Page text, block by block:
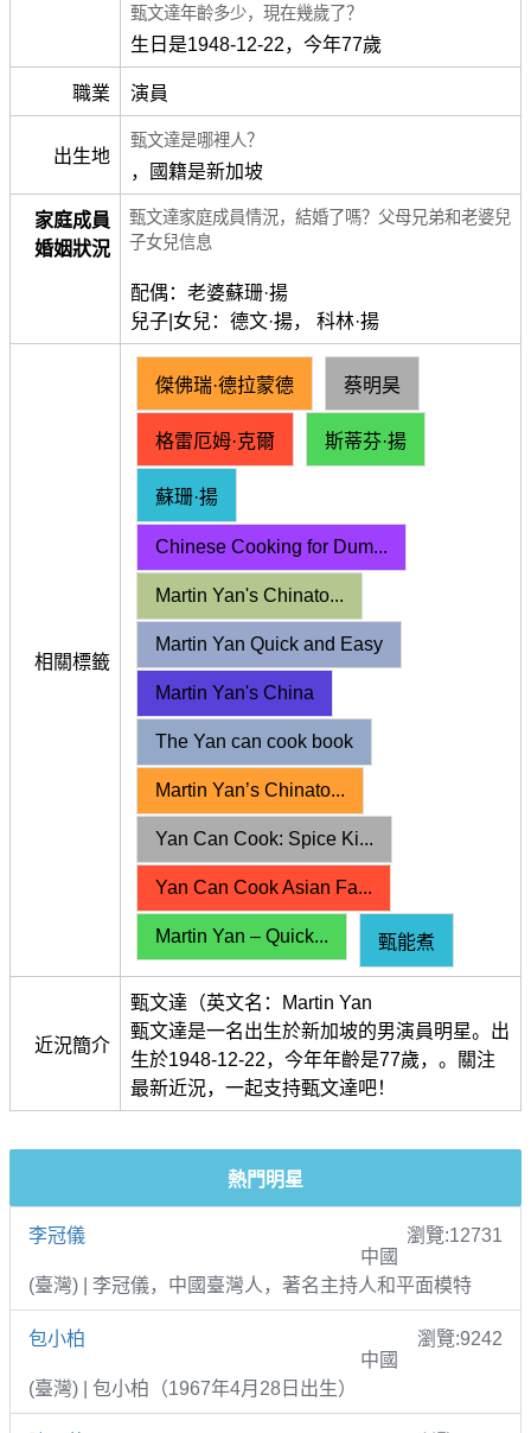
甄文達年齡多少，現在幾歲了？
生日是1948-12-22，今年77歲
職業 演員
出生地
甄文達是哪裡人？
，國籍是新加坡
家庭成員
婚姻狀況
甄文達家庭成員情況，結婚了嗎？父母兄弟和老婆兒
子女兒信息
配偶：老婆蘇珊·揚
兒子|女兒：德文·揚， 科林·揚
相關標籤
傑佛瑞·德拉蒙德 蔡明昊
格雷厄姆·克爾 斯蒂芬·揚
蘇珊·揚
Chinese Cooking for Dum...
Martin Yan's Chinato...
Martin Yan Quick and Easy
Martin Yan's China
The Yan can cook book
Martin Yan’s Chinato...
Yan Can Cook: Spice Ki...
Yan Can Cook Asian Fa...
Martin Yan – Quick... 甄能煮
近況簡介
甄文達（英文名：Martin Yan
甄文達是一名出生於新加坡的男演員明星。出
生於1948-12-22，今年年齡是77歲，。關注
最新近況，一起支持甄文達吧！
熱門明星
李冠儀
瀏覽:12731
中國
(臺灣) | 李冠儀，中國臺灣人，著名主持人和平面模特
包小柏
瀏覽:9242
中國
(臺灣) | 包小柏（1967年4月28日出生）